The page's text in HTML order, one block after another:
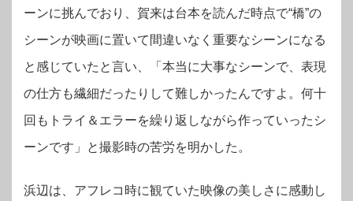
ーンに挑んでおり、賀来は台本を読んだ時点で“橋”の
シーンが映画に置いて間違いなく重要なシーンになる
と感じていたと言い、「本当に大事なシーンで、表現
の仕方も繊細だったりして難しかったんですよ。何十
回もトライ＆エラーを繰り返しながら作っていったシ
ーンです」と撮影時の苦労を明かした。
浜辺は、アフレコ時に観ていた映像の美しさに感動し